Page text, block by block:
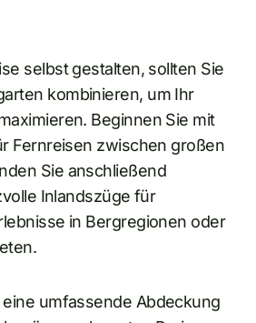
selbst gestalten, sollten Sie
kombinieren, um Ihr
Beginnen Sie mit
Fernreisen zwischen großen
Sie anschließend
Inlandszüge für
in Bergregionen oder
eine umfassende Abdeckung